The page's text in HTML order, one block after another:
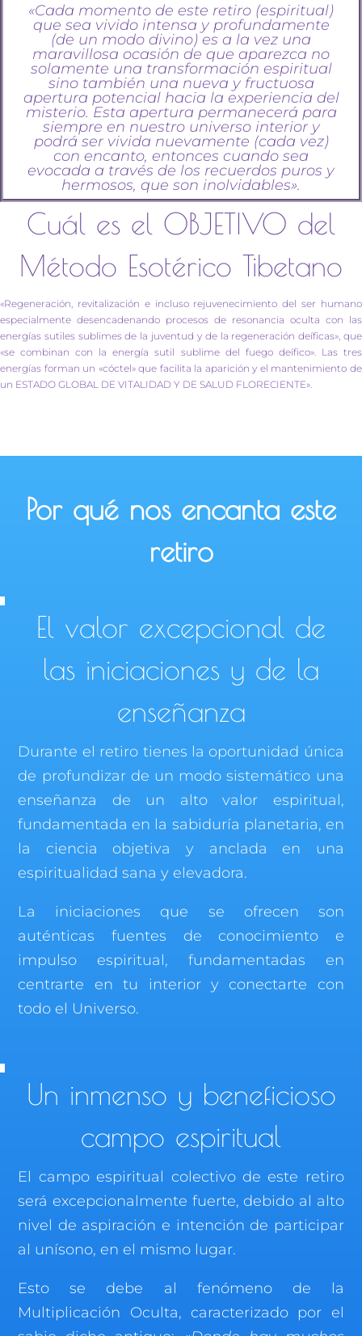
«Cada momento de este retiro (espiritual)
que sea vivido intensa y profundamente
(de un modo divino) es a la vez una
maravillosa ocasión de que aparezca no
solamente una transformación espiritual
sino también una nueva y fructuosa
apertura potencial hacia la experiencia del
misterio. Esta apertura permanecerá para
siempre en nuestro universo interior y
podrá ser vivida nuevamente (cada vez)
con encanto, entonces cuando sea
evocada a través de los recuerdos puros y
hermosos, que son inolvidables».
Cuál es el OBJETIVO del
Método Esotérico Tibetano
«Regeneración, revitalización e incluso rejuvenecimiento del ser humano
especialmente desencadenando procesos de resonancia oculta con las
energías sutiles sublimes de la juventud y de la regeneración deíficas», que
«se combinan con la energía sutil sublime del fuego deífico». Las tres
energías forman un «cóctel» que facilita la aparición y el mantenimiento de
un ESTADO GLOBAL DE VITALIDAD Y DE SALUD FLORECIENTE».
Por qué nos encanta este
retiro
El valor excepcional de
las iniciaciones y de la
enseñanza
Durante el retiro tienes la oportunidad única
de profundizar de un modo sistemático una
enseñanza de un alto valor espiritual,
fundamentada en la sabiduría planetaria, en
la ciencia objetiva y anclada en una
espiritualidad sana y elevadora.
La iniciaciones que se ofrecen son
auténticas fuentes de conocimiento e
impulso espiritual, fundamentadas en
centrarte en tu interior y conectarte con
todo el Universo.
Un inmenso y beneficioso
campo espiritual
El campo espiritual colectivo de este retiro
será excepcionalmente fuerte, debido al alto
nivel de aspiración e intención de participar
al unísono, en el mismo lugar.
Esto se debe al fenómeno de la
Multiplicación Oculta, caracterizado por el